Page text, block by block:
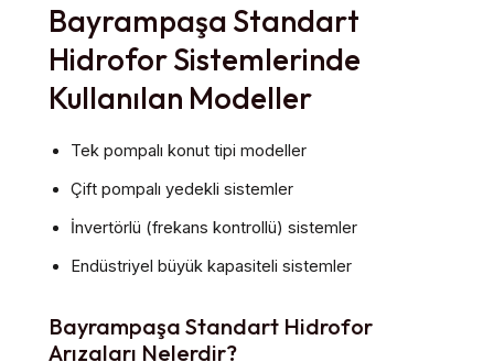
Bayrampaşa Standart
Hidrofor Sistemlerinde
Kullanılan Modeller
Tek pompalı konut tipi modeller
Çift pompalı yedekli sistemler
İnvertörlü (frekans kontrollü) sistemler
Endüstriyel büyük kapasiteli sistemler
Bayrampaşa Standart Hidrofor
Arızaları Nelerdir?